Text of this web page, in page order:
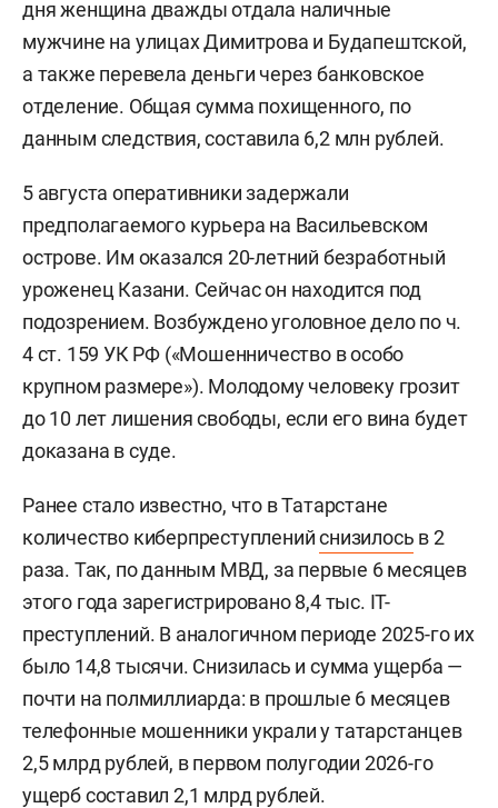
дня женщина дважды отдала наличные
мужчине на улицах Димитрова и Будапештской,
а также перевела деньги через банковское
отделение. Общая сумма похищенного, по
данным следствия, составила 6,2 млн рублей.
5 августа оперативники задержали
предполагаемого курьера на Васильевском
острове. Им оказался 20-летний безработный
уроженец Казани. Сейчас он находится под
подозрением. Возбуждено уголовное дело по ч.
4 ст. 159 УК РФ («Мошенничество в особо
крупном размере»). Молодому человеку грозит
до 10 лет лишения свободы, если его вина будет
доказана в суде.
Ранее стало известно, что в Татарстане
количество киберпреступленийснизилось в 2
раза. Так, по данным МВД, за первые 6 месяцев
этого года зарегистрировано 8,4 тыс. IT-
преступлений. В аналогичном периоде 2025-го их
было 14,8 тысячи. Снизилась и сумма ущерба —
почти на полмиллиарда: в прошлые 6 месяцев
телефонные мошенники украли у татарстанцев
2,5 млрд рублей, в первом полугодии 2026-го
ущерб составил 2,1 млрд рублей.